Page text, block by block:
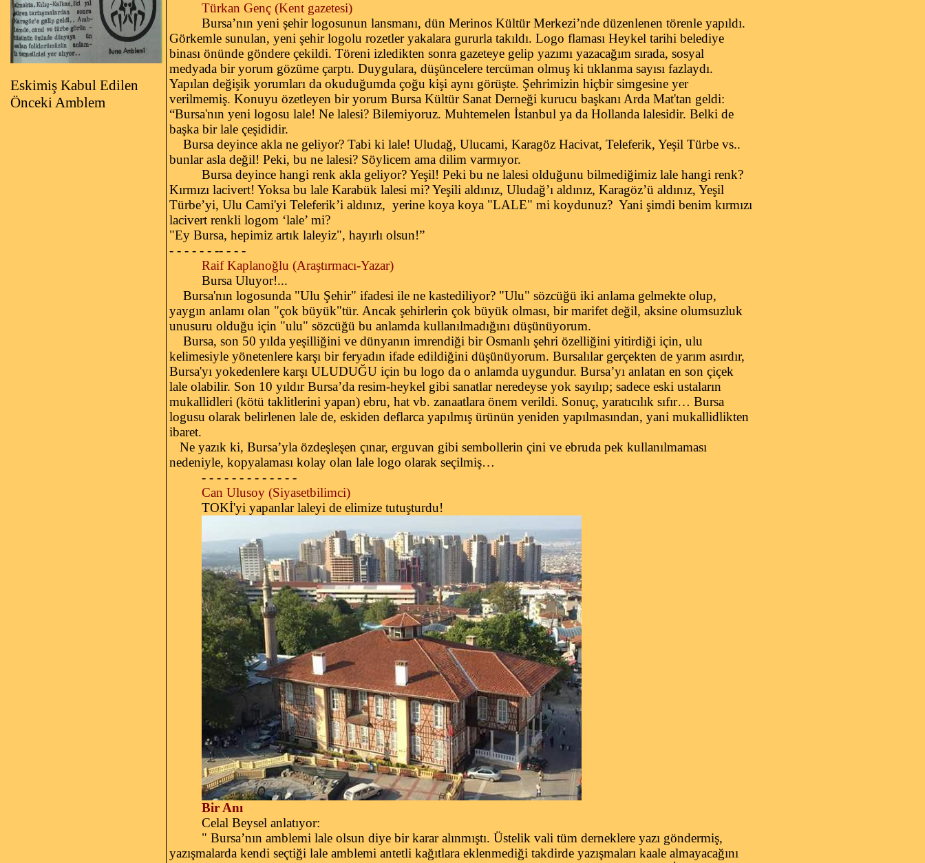
Eskimiş Kabul Edilen
Önceki Amblem
Türkan Genç (Kent gazetesi)
Bursa’nın yeni şehir logosunun lansmanı, dün Merinos Kültür Merkezi’nde düzenlenen törenle yapıldı.
Görkemle sunulan, yeni şehir logolu rozetler yakalara gururla takıldı. Logo flaması Heykel tarihi belediye
binası önünde göndere çekildi. Töreni izledikten sonra gazeteye gelip yazımı yazacağım sırada, sosyal
medyada bir yorum gözüme çarptı. Duygulara, düşüncelere tercüman olmuş ki tıklanma sayısı fazlaydı.
Yapılan değişik yorumları da okuduğumda çoğu kişi aynı görüşte. Şehrimizin hiçbir simgesine yer
verilmemiş. Konuyu özetleyen bir yorum Bursa Kültür Sanat Derneği kurucu başkanı Arda Mat'tan geldi:
“Bursa'nın yeni logosu lale! Ne lalesi? Bilemiyoruz. Muhtemelen İstanbul ya da Hollanda lalesidir. Belki de
başka bir lale çeşididir.
Bursa deyince akla ne geliyor? Tabi ki lale! Uludağ, Ulucami, Karagöz Hacivat, Teleferik, Yeşil Türbe vs..
bunlar asla değil! Peki, bu ne lalesi? Söylicem ama dilim varmıyor.
Bursa deyince hangi renk akla geliyor? Yeşil! Peki bu ne lalesi olduğunu bilmediğimiz lale hangi renk?
Kırmızı lacivert! Yoksa bu lale Karabük lalesi mi? Yeşili aldınız, Uludağ’ı aldınız, Karagöz’ü aldınız, Yeşil
Türbe’yi, Ulu Cami'yi Teleferik’i aldınız, yerine koya koya "LALE" mi koydunuz? Yani şimdi benim kırmızı
lacivert renkli logom ‘lale’ mi?
"Ey Bursa, hepimiz artık laleyiz", hayırlı olsun!”
- - - - - - -- - - -
Raif Kaplanoğlu (Araştırmacı-Yazar)
Bursa Uluyor!...
Bursa'nın logosunda "Ulu Şehir" ifadesi ile ne kastediliyor? "Ulu" sözcüğü iki anlama gelmekte olup,
yaygın anlamı olan "çok büyük"tür. Ancak şehirlerin çok büyük olması, bir marifet değil, aksine olumsuzluk
unusuru olduğu için "ulu" sözcüğü bu anlamda kullanılmadığını düşünüyorum.
Bursa, son 50 yılda yeşilliğini ve dünyanın imrendiği bir Osmanlı şehri özelliğini yitirdiği için, ulu
kelimesiyle yönetenlere karşı bir feryadın ifade edildiğini düşünüyorum. Bursalılar gerçekten de yarım asırdır,
Bursa'yı yokedenlere karşı ULUDUĞU için bu logo da o anlamda uygundur. Bursa’yı anlatan en son çiçek
lale olabilir. Son 10 yıldır Bursa’da resim-heykel gibi sanatlar neredeyse yok sayılıp; sadece eski ustaların
mukallidleri (kötü taklitlerini yapan) ebru, hat vb. zanaatlara önem verildi. Sonuç, yaratıcılık sıfır… Bursa
logusu olarak belirlenen lale de, eskiden deflarca yapılmış ürünün yeniden yapılmasından, yani mukallidlikten
ibaret.
Ne yazık ki, Bursa’yla özdeşleşen çınar, erguvan gibi sembollerin çini ve ebruda pek kullanılmaması
nedeniyle, kopyalaması kolay olan lale logo olarak seçilmiş…
- - - - - - - - - - - - -
Can Ulusoy (Siyasetbilimci)
TOKİ'yi yapanlar laleyi de elimize tutuşturdu!
Bir Anı
Celal Beysel anlatıyor:
" Bursa’nın amblemi lale olsun diye bir karar alınmıştı. Üstelik vali tüm derneklere yazı göndermiş,
yazışmalarda kendi seçtiği lale amblemi antetli kağıtlara eklenmediği takdirde yazışmaları kaale almayacağını